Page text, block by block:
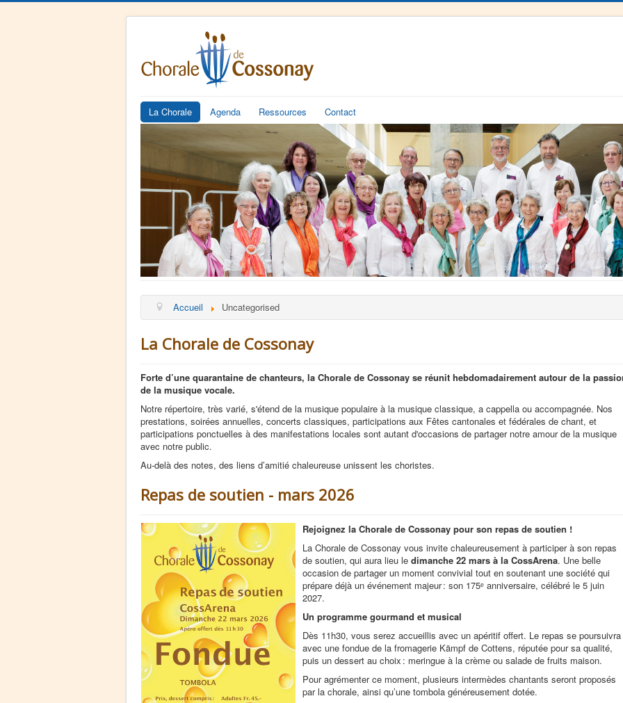
La Chorale Agenda Ressources Contact
Accueil Uncategorised
La Chorale de Cossonay
Forte d’une quarantaine de chanteurs, la Chorale de Cossonay se réunit hebdomadairement autour de la
de la musique vocale.
Notre répertoire, très varié, s'étend de la musique populaire à la musique classique, a cappella ou accompagnée. Nos
prestations, soirées annuelles, concerts classiques, participations aux Fêtes cantonales et fédérales de chant, et
participations ponctuelles à des manifestations locales sont autant d'occasions de partager notre amour de la musique
avec notre public.
Au-delà des notes, des liens d’amitié chaleureuse unissent les choristes.
Repas de soutien - mars 2026
Rejoignez la Chorale de Cossonay pour son repas de soutien !
La Chorale de Cossonay vous invite chaleureusement à participer à son repas
de soutien, qui aura lieu le dimanche 22 mars à la CossArena. Une belle
occasion de partager un moment convivial tout en soutenant une société qui
prépare déjà un événement majeur : son 175ᵉ anniversaire, célébré le 5 juin
2027.
Un programme gourmand et musical
Dès 11h30, vous serez accueillis avec un apéritif offert. Le repas se poursuivra
avec une fondue de la fromagerie Kämpf de Cottens, réputée pour sa qualité,
puis un dessert au choix : meringue à la crème ou salade de fruits maison.
Pour agrémenter ce moment, plusieurs intermèdes chantants seront proposés
par la chorale, ainsi qu’une tombola généreusement dotée.